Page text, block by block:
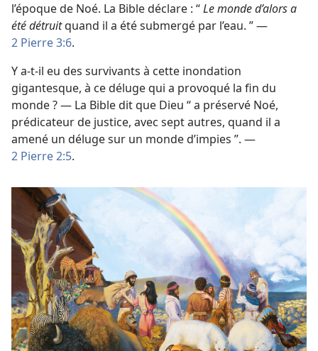
l’époque de Noé. La Bible déclare : “Le monde d’alors a
été détruitquand il a été submergé par l’eau. ” —
2 Pierre 3:6.
Y a-​t-​il eu des survivants à cette inondation
gigantesque, à ce déluge qui a provoqué la fin du
monde ? — La Bible dit que Dieu “ a préservé Noé,
prédicateur de justice, avec sept autres, quand il a
amené un déluge sur un monde d’impies ”. —
2 Pierre 2:5.